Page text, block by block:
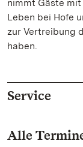
nimmt Gäste
Leben bei Hofe
zur Vertreibung
haben.
Service
Alle